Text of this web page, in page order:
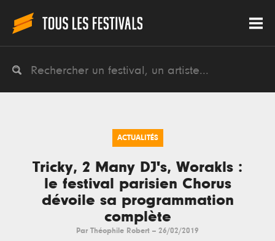
ACTUALITÉS
Tricky, 2 Many DJ's, Worakls :
le festival parisien Chorus
dévoile sa programmation
complète
Par Théophile Robert -- 26/02/2019